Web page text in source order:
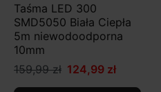
Taśma LED 300
SMD5050 Biała Ciepła
5m niewodoodporna
10mm
159,99 zł 124,99 zł